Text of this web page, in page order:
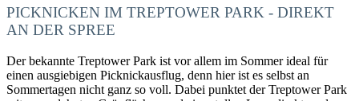
PICKNICKEN IM TREPTOWER PARK - DIREKT
AN DER SPREE
Der bekannte Treptower Park ist vor allem im Sommer ideal für
einen ausgiebigen Picknickausflug, denn hier ist es selbst an
Sommertagen nicht ganz so voll. Dabei punktet der Treptower Park